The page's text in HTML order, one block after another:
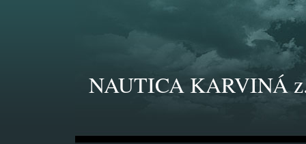
NAUTICA KARVINÁ